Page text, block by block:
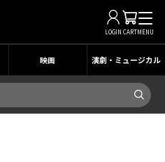
LOGIN CARTMENU
映画 演劇・ミュージカル